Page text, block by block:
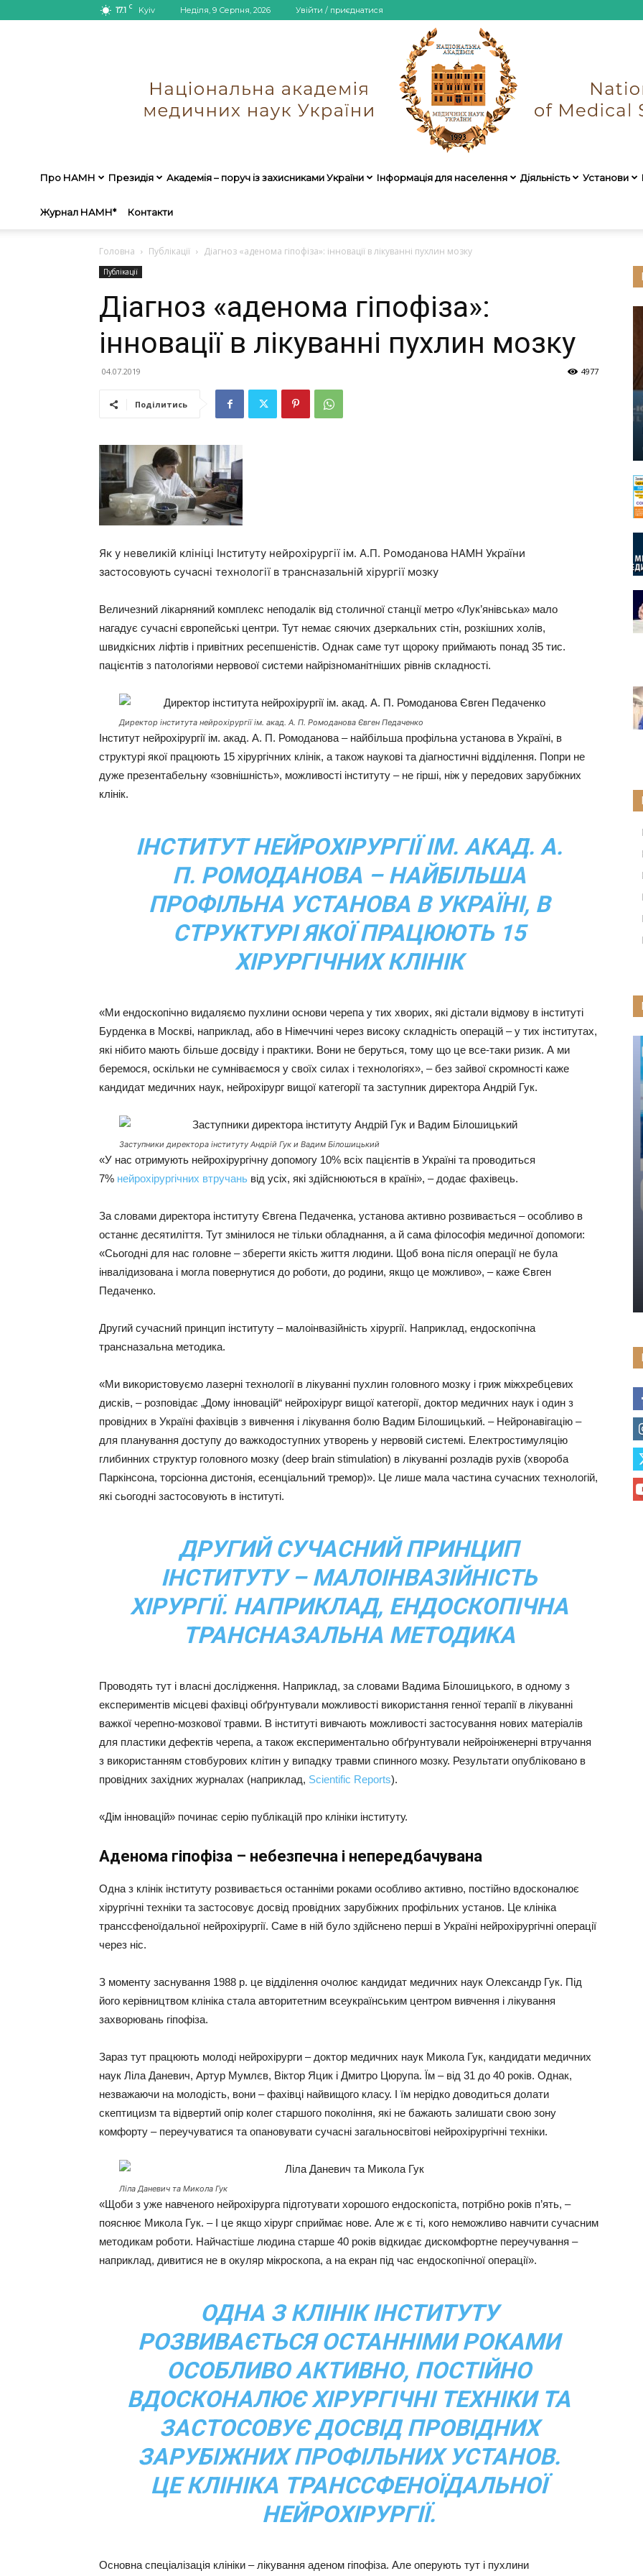
17.1 C Kyiv Неділя, 9 Серпня, 2026 Увійти / приєднатися
України
Про НАМН Президія Академія – поруч із захисниками України Інформація для населення Діяльність Установи
Журнал НАМН* Контакти
Головна Публікації Діагноз «аденома гіпофіза»: інновації в лікуванні пухлин мозку
Публікації
Діагноз «аденома гіпофіза»:
інновації в лікуванні пухлин мозку
04.07.2019 4977
Поділитись
Як у невеликій клініці Інституту нейрохірургії ім. А.П. Ромоданова НАМН України
застосовують сучасні технології в трансназальній хірургії мозку
Величезний лікарняний комплекс неподалік від столичної станції метро «Лук’янівська» мало
нагадує сучасні європейські центри. Тут немає сяючих дзеркальних стін, розкішних холів,
швидкісних ліфтів і привітних ресепшеністів. Однак саме тут щороку приймають понад 35 тис.
пацієнтів з патологіями нервової системи найрізноманітніших рівнів складності.
Директор інститута нейрохірургії ім. акад. А. П. Ромоданова Євген Педаченко
Інститут нейрохірургії ім. акад. А. П. Ромоданова – найбільша профільна установа в Україні, в
структурі якої працюють 15 хірургічних клінік, а також наукові та діагностичні відділення. Попри не
дуже презентабельну «зовнішність», можливості інституту – не гірші, ніж у передових зарубіжних
клінік.
ІНСТИТУТ НЕЙРОХІРУРГІЇ ІМ. АКАД. А.
П. РОМОДАНОВА – НАЙБІЛЬША
ПРОФІЛЬНА УСТАНОВА В УКРАЇНІ, В
СТРУКТУРІ ЯКОЇ ПРАЦЮЮТЬ 15
ХІРУРГІЧНИХ КЛІНІК
«Ми ендоскопічно видаляємо пухлини основи черепа у тих хворих, які дістали відмову в інституті
Бурденка в Москві, наприклад, або в Німеччині через високу складність операцій – у тих інститутах,
які нібито мають більше досвіду і практики. Вони не беруться, тому що це все-таки ризик. А ми
беремося, оскільки не сумніваємося у своїх силах і технологіях», – без зайвої скромності каже
кандидат медичних наук, нейрохірург вищої категорії та заступник директора Андрій Гук.
Заступники директора інституту Андрій Гук и Вадим Білошицький
«У нас отримують нейрохірургічну допомогу 10% всіх пацієнтів в Україні та проводиться
7% нейрохірургічних втручань від усіх, які здійснюються в країні», – додає фахівець.
За словами директора інституту Євгена Педаченка, установа активно розвивається – особливо в
останнє десятиліття. Тут змінилося не тільки обладнання, а й сама філософія медичної допомоги:
«Сьогодні для нас головне – зберегти якість життя людини. Щоб вона після операції не була
інвалідизована і могла повернутися до роботи, до родини, якщо це можливо», – каже Євген
Педаченко.
Другий сучасний принцип інституту – малоінвазійність хірургії. Наприклад, ендоскопічна
трансназальна методика.
«Ми використовуємо лазерні технології в лікуванні пухлин головного мозку і гриж міжхребцевих
дисків, – розповідає „Дому інновацій“ нейрохірург вищої категорії, доктор медичних наук і один з
провідних в Україні фахівців з вивчення і лікування болю Вадим Білошицький. – Нейронавігацію –
для планування доступу до важкодоступних утворень у нервовій системі. Електростимуляцію
глибинних структур головного мозку (deep brain stimulation) в лікуванні розладів рухів (хвороба
Паркінсона, торсіонна дистонія, есенціальний тремор)». Це лише мала частина сучасних технологій,
які сьогодні застосовують в інституті.
ДРУГИЙ СУЧАСНИЙ ПРИНЦИП
ІНСТИТУТУ – МАЛОІНВАЗІЙНІСТЬ
ХІРУРГІЇ. НАПРИКЛАД, ЕНДОСКОПІЧНА
ТРАНСНАЗАЛЬНА МЕТОДИКА
Проводять тут і власні дослідження. Наприклад, за словами Вадима Білошицького, в одному з
експериментів місцеві фахівці обґрунтували можливості використання генної терапії в лікуванні
важкої черепно-мозкової травми. В інституті вивчають можливості застосування нових матеріалів
для пластики дефектів черепа, а також експериментально обґрунтували нейроінженерні втручання
з використанням стовбурових клітин у випадку травми спинного мозку. Результати опубліковано в
провідних західних журналах (наприклад, Scientific Reports).
«Дім інновацій» починає серію публікацій про клініки інституту.
Аденома гіпофіза – небезпечна і непередбачувана
Одна з клінік інституту розвивається останніми роками особливо активно, постійно вдосконалює
хірургічні техніки та застосовує досвід провідних зарубіжних профільних установ. Це клініка
транссфеноїдальної нейрохірургії. Саме в ній було здійснено перші в Україні нейрохірургічні операції
через ніс.
З моменту заснування 1988 р. це відділення очолює кандидат медичних наук Олександр Гук. Під
його керівництвом клініка стала авторитетним всеукраїнським центром вивчення і лікування
захворювань гіпофіза.
Зараз тут працюють молоді нейрохірурги – доктор медичних наук Микола Гук, кандидати медичних
наук Ліла Даневич, Артур Мумлєв, Віктор Яцик і Дмитро Цюрупа. Їм – від 31 до 40 років. Однак,
незважаючи на молодість, вони – фахівці найвищого класу. І їм нерідко доводиться долати
скептицизм та відвертий опір колег старшого покоління, які не бажають залишати свою зону
комфорту – переучуватися та опановувати сучасні загальносвітові нейрохірургічні техніки.
Ліла Даневич та Микола Гук
«Щоби з уже навченого нейрохірурга підготувати хорошого ендоскопіста, потрібно років п’ять, –
пояснює Микола Гук. – І це якщо хірург сприймає нове. Але ж є ті, кого неможливо навчити сучасним
методикам роботи. Найчастіше людина старше 40 років відкидає дискомфортне переучування –
наприклад, дивитися не в окуляр мікроскопа, а на екран під час ендоскопічної операції».
ОДНА З КЛІНІК ІНСТИТУТУ
РОЗВИВАЄТЬСЯ ОСТАННІМИ РОКАМИ
ОСОБЛИВО АКТИВНО, ПОСТІЙНО
ВДОСКОНАЛЮЄ ХІРУРГІЧНІ ТЕХНІКИ ТА
ЗАСТОСОВУЄ ДОСВІД ПРОВІДНИХ
ЗАРУБІЖНИХ ПРОФІЛЬНИХ УСТАНОВ.
ЦЕ КЛІНІКА ТРАНССФЕНОЇДАЛЬНОЇ
НЕЙРОХІРУРГІЇ.
Основна спеціалізація клініки – лікування аденом гіпофіза. Але оперують тут і пухлини